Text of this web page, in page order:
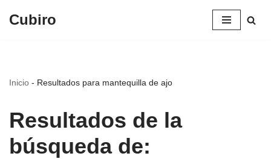
Cubiro
Inicio - Resultados para mantequilla de ajo
Resultados de la
búsqueda de: